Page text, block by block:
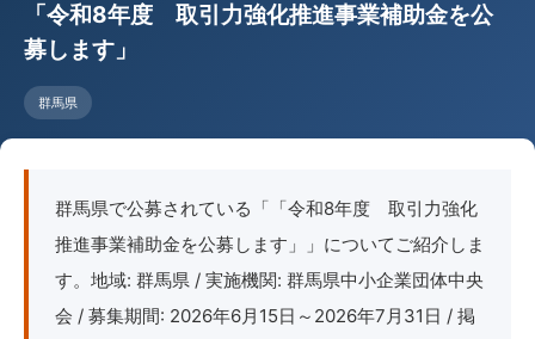
「令和8年度 取引力強化推進事業補助金を公
募します」
群馬県
群馬県で公募されている「「令和8年度 取引力強化
推進事業補助金を公募します」」についてご紹介しま
す。地域: 群馬県 / 実施機関: 群馬県中小企業団体中央
会 / 募集期間: 2026年6月15日～2026年7月31日 / 掲